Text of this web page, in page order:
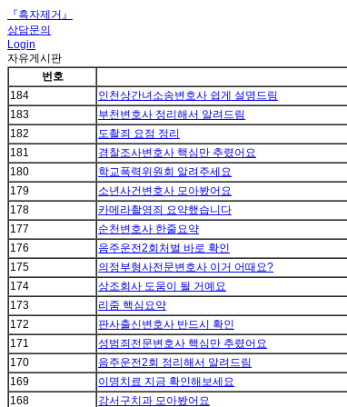
『흑자제거』
상담문의
Login
자유게시판
번호
184
인천상간녀소송변호사 쉽게 설명드림
183
부천변호사 정리해서 알려드림
182
도촬죄 요점 정리
181
경찰조사변호사 핵심만 추렸어요
180
학교폭력위원회 알려주세요
179
소년사건변호사 모아봤어요
178
카메라촬영죄 요약했습니다
177
순천변호사 한줄요약
176
음주운전2회처벌 바로 확인
175
의정부형사전문변호사 이거 어때요?
174
상조회사 도움이 될 거예요
173
리줌 핵심요약
172
판사출신변호사 반드시 확인
171
성범죄전문변호사 핵심만 추렸어요
170
음주운전2회 정리해서 알려드림
169
이명치료 지금 확인해보세요
168
강서구치과 모아봤어요